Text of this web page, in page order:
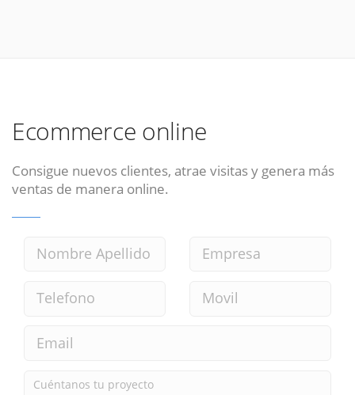
Ecommerce online
Consigue nuevos clientes, atrae visitas y genera más
ventas de manera online.